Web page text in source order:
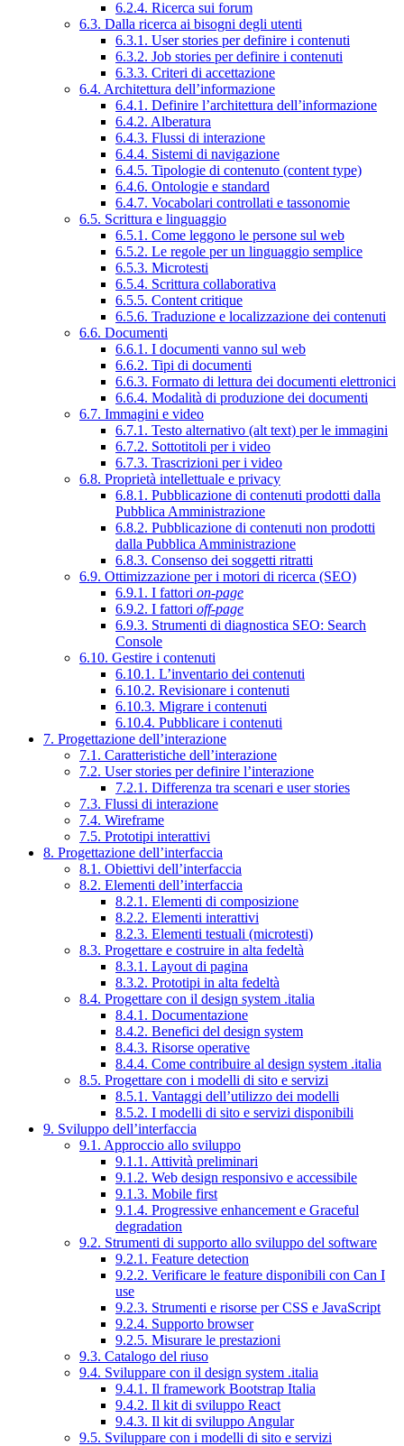
6.2.4. Ricerca sui forum
6.3. Dalla ricerca ai bisogni degli utenti
6.3.1. User stories per definire i contenuti
6.3.2. Job stories per definire i contenuti
6.3.3. Criteri di accettazione
6.4. Architettura dell’informazione
6.4.1. Definire l’architettura dell’informazione
6.4.2. Alberatura
6.4.3. Flussi di interazione
6.4.4. Sistemi di navigazione
6.4.5. Tipologie di contenuto (content type)
6.4.6. Ontologie e standard
6.4.7. Vocabolari controllati e tassonomie
6.5. Scrittura e linguaggio
6.5.1. Come leggono le persone sul web
6.5.2. Le regole per un linguaggio semplice
6.5.3. Microtesti
6.5.4. Scrittura collaborativa
6.5.5. Content critique
6.5.6. Traduzione e localizzazione dei contenuti
6.6. Documenti
6.6.1. I documenti vanno sul web
6.6.2. Tipi di documenti
6.6.3. Formato di lettura dei documenti elettronici
6.6.4. Modalità di produzione dei documenti
6.7. Immagini e video
6.7.1. Testo alternativo (alt text) per le immagini
6.7.2. Sottotitoli per i video
6.7.3. Trascrizioni per i video
6.8. Proprietà intellettuale e privacy
6.8.1. Pubblicazione di contenuti prodotti dalla
Pubblica Amministrazione
6.8.2. Pubblicazione di contenuti non prodotti
dalla Pubblica Amministrazione
6.8.3. Consenso dei soggetti ritratti
6.9. Ottimizzazione per i motori di ricerca (SEO)
6.9.1. I fattori on-page
6.9.2. I fattori off-page
6.9.3. Strumenti di diagnostica SEO: Search
Console
6.10. Gestire i contenuti
6.10.1. L’inventario dei contenuti
6.10.2. Revisionare i contenuti
6.10.3. Migrare i contenuti
6.10.4. Pubblicare i contenuti
7. Progettazione dell’interazione
7.1. Caratteristiche dell’interazione
7.2. User stories per definire l’interazione
7.2.1. Differenza tra scenari e user stories
7.3. Flussi di interazione
7.4. Wireframe
7.5. Prototipi interattivi
8. Progettazione dell’interfaccia
8.1. Obiettivi dell’interfaccia
8.2. Elementi dell’interfaccia
8.2.1. Elementi di composizione
8.2.2. Elementi interattivi
8.2.3. Elementi testuali (microtesti)
8.3. Progettare e costruire in alta fedeltà
8.3.1. Layout di pagina
8.3.2. Prototipi in alta fedeltà
8.4. Progettare con il design system .italia
8.4.1. Documentazione
8.4.2. Benefici del design system
8.4.3. Risorse operative
8.4.4. Come contribuire al design system .italia
8.5. Progettare con i modelli di sito e servizi
8.5.1. Vantaggi dell’utilizzo dei modelli
8.5.2. I modelli di sito e servizi disponibili
9. Sviluppo dell’interfaccia
9.1. Approccio allo sviluppo
9.1.1. Attività preliminari
9.1.2. Web design responsivo e accessibile
9.1.3. Mobile first
9.1.4. Progressive enhancement e Graceful
degradation
9.2. Strumenti di supporto allo sviluppo del software
9.2.1. Feature detection
9.2.2. Verificare le feature disponibili con Can I
use
9.2.3. Strumenti e risorse per CSS e JavaScript
9.2.4. Supporto browser
9.2.5. Misurare le prestazioni
9.3. Catalogo del riuso
9.4. Sviluppare con il design system .italia
9.4.1. Il framework Bootstrap Italia
9.4.2. Il kit di sviluppo React
9.4.3. Il kit di sviluppo Angular
9.5. Sviluppare con i modelli di sito e servizi